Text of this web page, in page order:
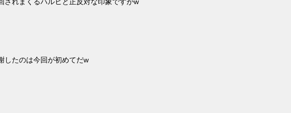
したのは今回が初めてだw